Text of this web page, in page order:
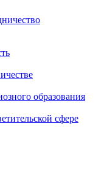
образования
сфере